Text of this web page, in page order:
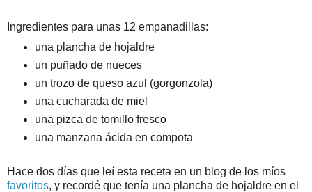
Ingredientes para unas 12 empanadillas:
una plancha de hojaldre
un puñado de nueces
un trozo de queso azul (gorgonzola)
una cucharada de miel
una pizca de tomillo fresco
una manzana ácida en compota
Hace dos días que leí esta receta en un blog de los míos
favoritos, y recordé que tenía una plancha de hojaldre en el